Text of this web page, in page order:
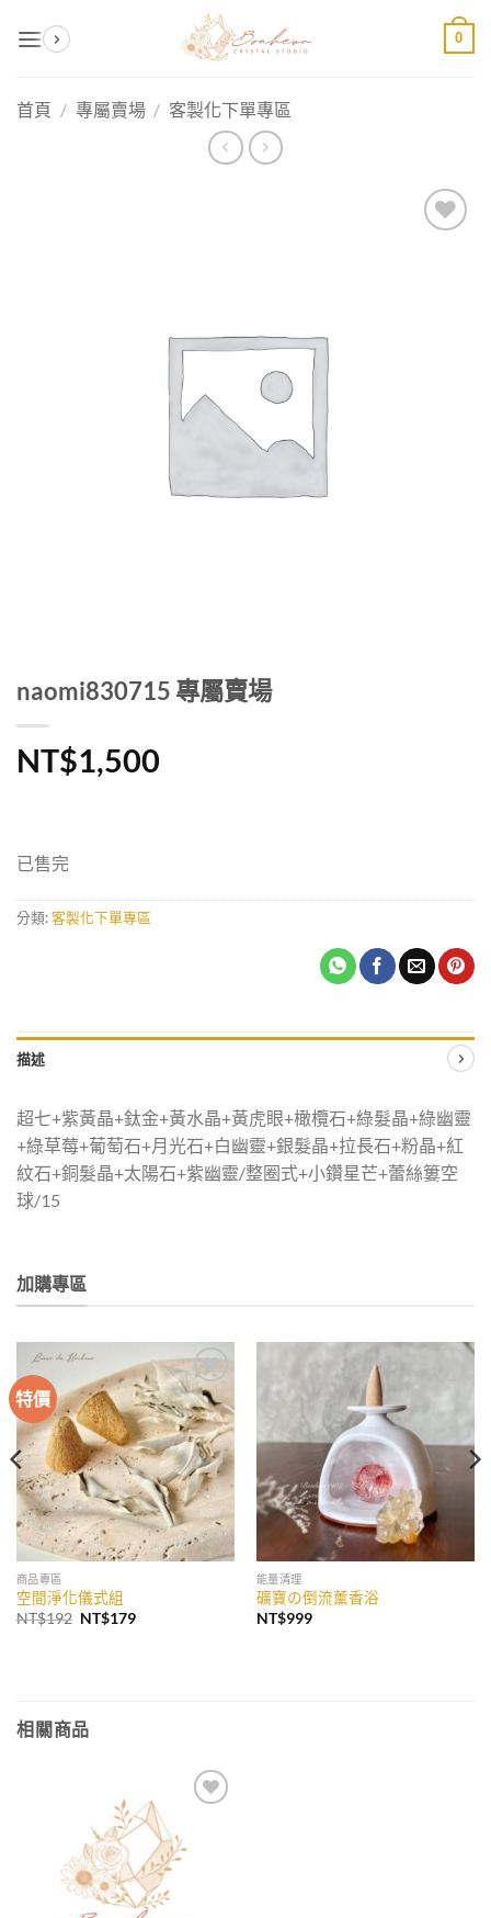
0
首頁 / 專屬賣場 / 客製化下單專區
naomi830715 專屬賣場
NT$1,500
已售完
分類:客製化下單專區
描述
超七+紫黃晶+鈦金+黃水晶+黃虎眼+橄欖石+綠髮晶+綠幽靈
+綠草莓+葡萄石+月光石+白幽靈+銀髮晶+拉長石+粉晶+紅
紋石+銅髮晶+太陽石+紫幽靈/整圈式+小鑽星芒+蕾絲簍空
球/15
加購專區
特價
加入
收藏
商品專區
空間淨化儀式組
NT$192 原
NT$179目
收藏
能量清理
礦寶の倒流薰香浴
NT$999
相關商品